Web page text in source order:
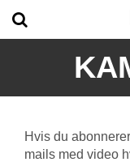
Hvis du
mails med video